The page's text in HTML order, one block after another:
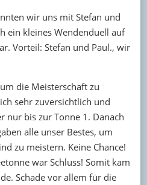
wir uns mit Stefan und
ein kleines Wendenduell auf
Vorteil: Stefan und Paul., wir
die Meisterschaft zu
sehr zuversichtlich und
nur bis zur Tonne 1. Danach
alle unser Bestes, um
zu meistern. Keine Chance!
war Schluss! Somit kam
Schade vor allem für die